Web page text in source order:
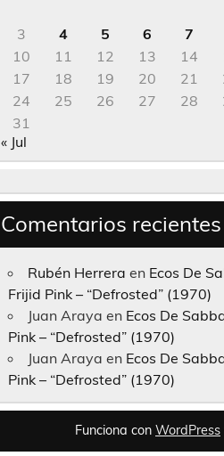
3
4 5 6 7
10
11 12 13 14
17
18 19 20 21
24
25 26 27 28
31
« Jul
Comentarios recientes
Rubén Herrera en Ecos De
Frijid Pink – “Defrosted” (1970)
Juan Araya en Ecos De
Pink – “Defrosted” (1970)
Juan Araya en Ecos De
Pink – “Defrosted” (1970)
Funciona con WordPress